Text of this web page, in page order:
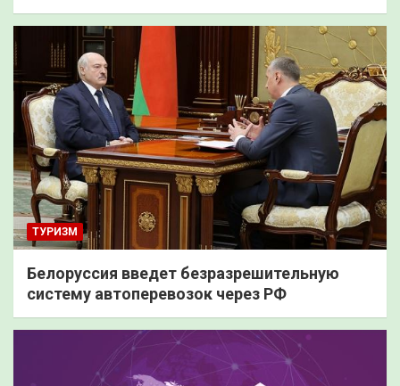
ТУРИЗМ
Белоруссия введет безразрешительную
систему автоперевозок через РФ